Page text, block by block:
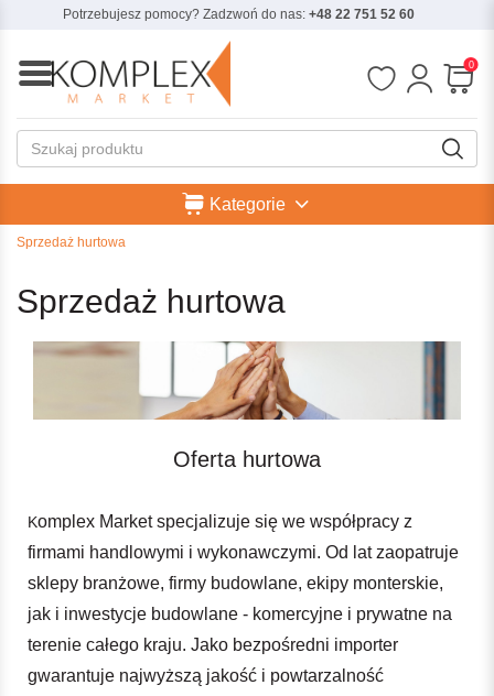
Potrzebujesz pomocy? Zadzwoń do nas: +48 22 751 52 60
0
Kategorie
Sprzedaż hurtowa
Sprzedaż hurtowa
Oferta hurtowa
Komplex Market specjalizuje się we współpracy z
firmami handlowymi i wykonawczymi. Od lat zaopatruje
sklepy branżowe, firmy budowlane, ekipy monterskie,
jak i inwestycje budowlane - komercyjne i prywatne na
terenie całego kraju. Jako bezpośredni importer
gwarantuje najwyższą jakość i powtarzalność